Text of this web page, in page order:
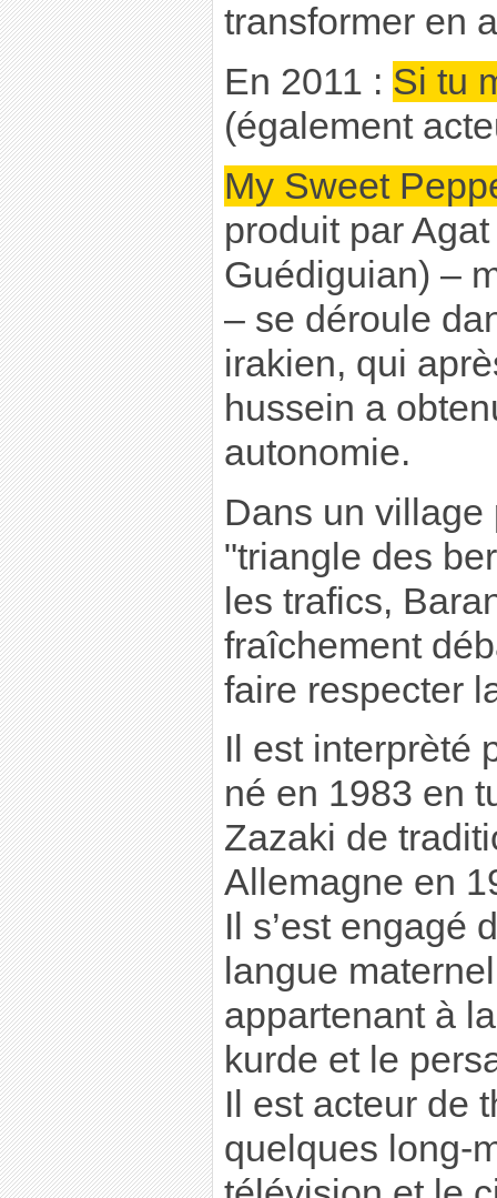
transformer en
En 2011 : Si tu
(également
My Sweet
produit par
Guédiguian) –
– se déroule
irakien, qui
hussein a
autonomie.
Dans un
"triangle des
les trafics,
fraîchement
faire respecter
Il est interprèté
né en 1983 en
Zazaki de
Allemagne en
Il s’est engagé
langue
appartenant à
kurde et le
Il est acteur de
quelques long-